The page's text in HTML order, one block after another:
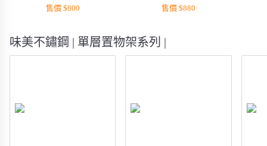
售價 $800
售價 $880
味美不鏽鋼 | 單層置物架系列 |